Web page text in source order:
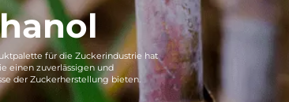
für die Zuckerindustrie hat
einen zuverlässigen und
der Zuckerherstellung bieten.